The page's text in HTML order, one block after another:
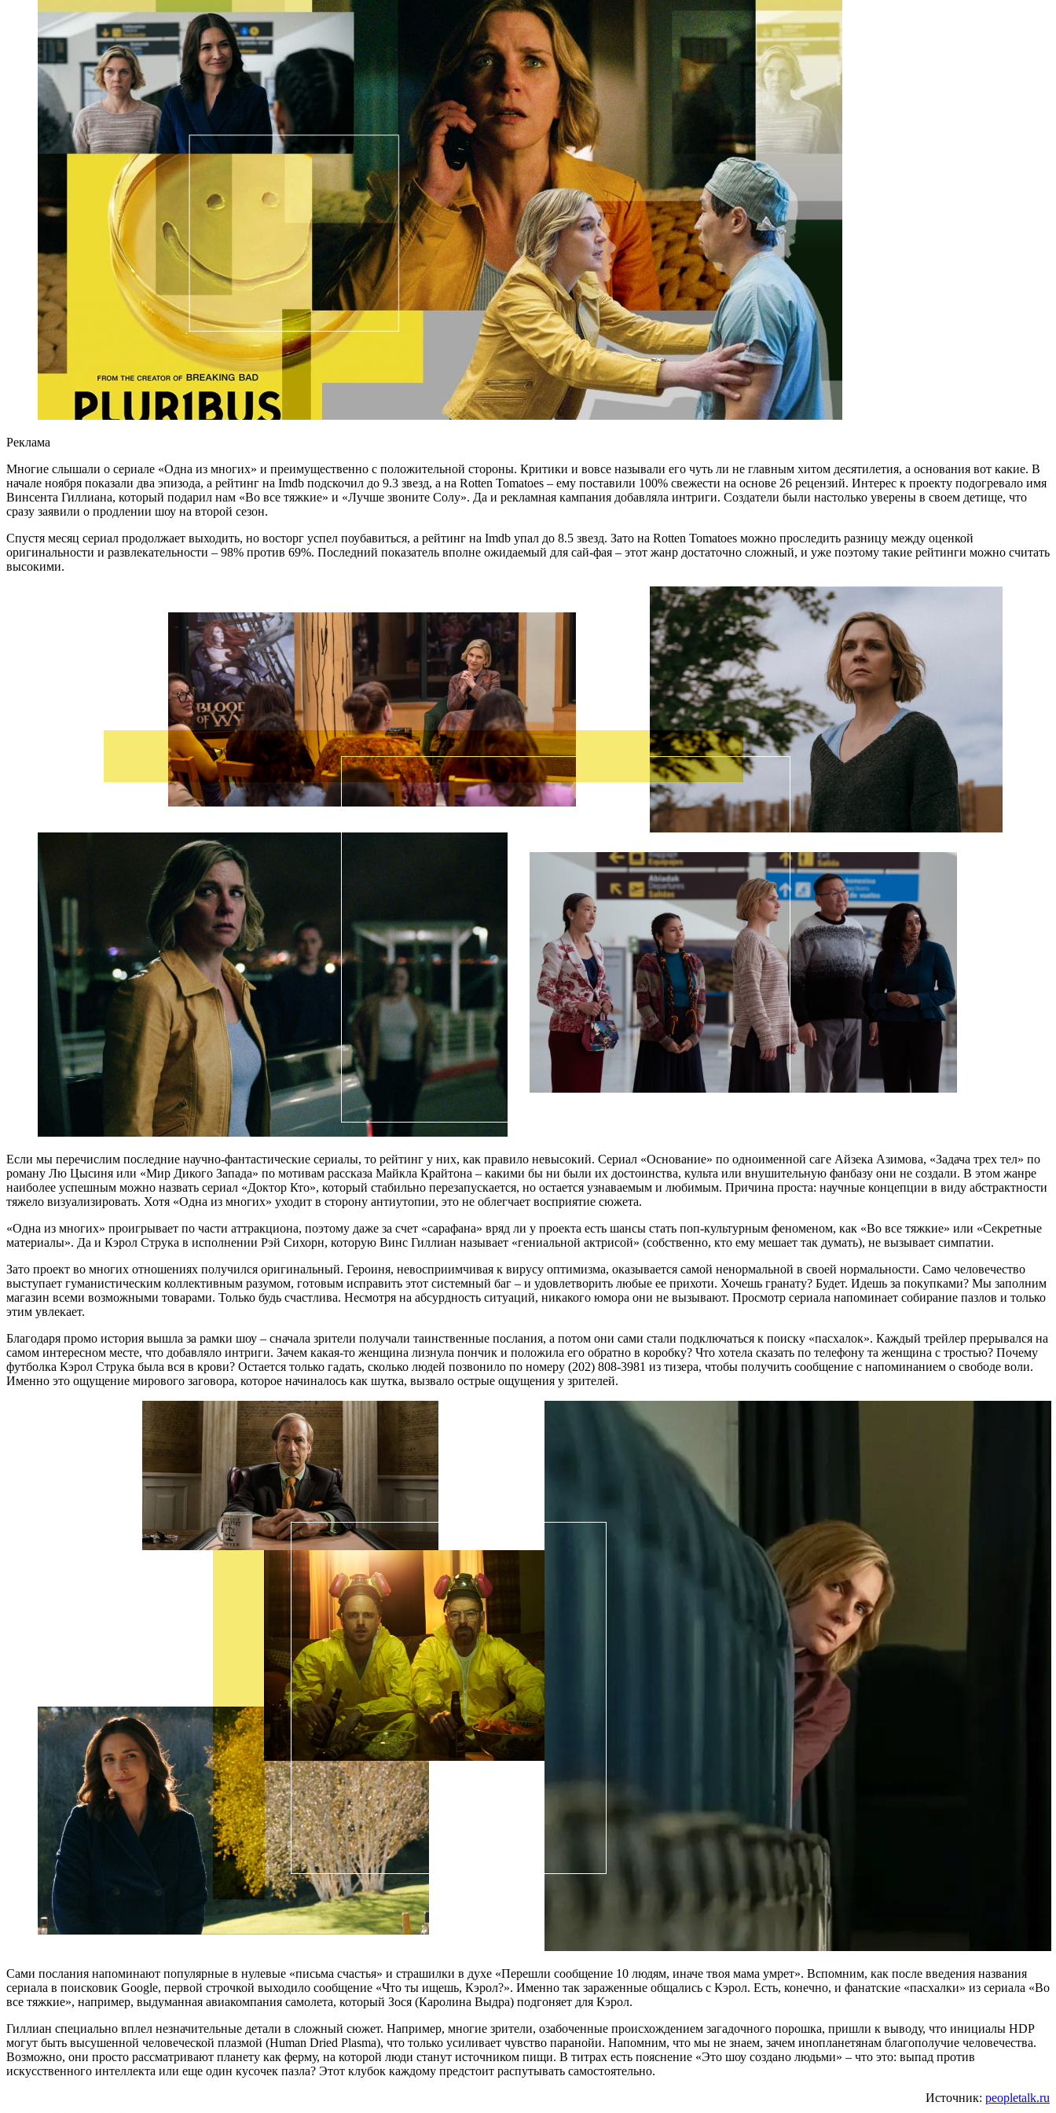
Реклама
Многие слышали о сериале «Одна из многих» и преимущественно с положительной стороны. Критики и вовсе называли его чуть ли не главным хитом десятилетия, а основания вот какие. В
начале ноября показали два эпизода, а рейтинг на Imdb подскочил до 9.3 звезд, а на Rotten Tomatoes – ему поставили 100% свежести на основе 26 рецензий. Интерес к проекту подогревало имя
Винсента Гиллиана, который подарил нам «Во все тяжкие» и «Лучше звоните Солу». Да и рекламная кампания добавляла интриги. Создатели были настолько уверены в своем детище, что
сразу заявили о продлении шоу на второй сезон.
Спустя месяц сериал продолжает выходить, но восторг успел поубавиться, а рейтинг на Imdb упал до 8.5 звезд. Зато на Rotten Tomatoes можно проследить разницу между оценкой
оригинальности и развлекательности – 98% против 69%. Последний показатель вполне ожидаемый для сай-фая – этот жанр достаточно сложный, и уже поэтому такие рейтинги можно считать
высокими.
Если мы перечислим последние научно-фантастические сериалы, то рейтинг у них, как правило невысокий. Сериал «Основание» по одноименной саге Айзека Азимова, «Задача трех тел» по
роману Лю Цысиня или «Мир Дикого Запада» по мотивам рассказа Майкла Крайтона – какими бы ни были их достоинства, культа или внушительную фанбазу они не создали. В этом жанре
наиболее успешным можно назвать сериал «Доктор Кто», который стабильно перезапускается, но остается узнаваемым и любимым. Причина проста: научные концепции в виду абстрактности
тяжело визуализировать. Хотя «Одна из многих» уходит в сторону антиутопии, это не облегчает восприятие сюжета.
«Одна из многих» проигрывает по части аттракциона, поэтому даже за счет «сарафана» вряд ли у проекта есть шансы стать поп-культурным феноменом, как «Во все тяжкие» или «Секретные
материалы». Да и Кэрол Струка в исполнении Рэй Сихорн, которую Винс Гиллиан называет «гениальной актрисой» (собственно, кто ему мешает так думать), не вызывает симпатии.
Зато проект во многих отношениях получился оригинальный. Героиня, невосприимчивая к вирусу оптимизма, оказывается самой ненормальной в своей нормальности. Само человечество
выступает гуманистическим коллективным разумом, готовым исправить этот системный баг – и удовлетворить любые ее прихоти. Хочешь гранату? Будет. Идешь за покупками? Мы заполним
магазин всеми возможными товарами. Только будь счастлива. Несмотря на абсурдность ситуаций, никакого юмора они не вызывают. Просмотр сериала напоминает собирание пазлов и только
этим увлекает.
Благодаря промо история вышла за рамки шоу – сначала зрители получали таинственные послания, а потом они сами стали подключаться к поиску «пасхалок». Каждый трейлер прерывался на
самом интересном месте, что добавляло интриги. Зачем какая-то женщина лизнула пончик и положила его обратно в коробку? Что хотела сказать по телефону та женщина с тростью? Почему
футболка Кэрол Струка была вся в крови? Остается только гадать, сколько людей позвонило по номеру (202) 808-3981 из тизера, чтобы получить сообщение с напоминанием о свободе воли.
Именно это ощущение мирового заговора, которое начиналось как шутка, вызвало острые ощущения у зрителей.
Сами послания напоминают популярные в нулевые «письма счастья» и страшилки в духе «Перешли сообщение 10 людям, иначе твоя мама умрет». Вспомним, как после введения названия
сериала в поисковик Google, первой строчкой выходило сообщение «Что ты ищешь, Кэрол?». Именно так зараженные общались с Кэрол. Есть, конечно, и фанатские «пасхалки» из сериала «Во
все тяжкие», например, выдуманная авиакомпания самолета, который Зося (Каролина Выдра) подгоняет для Кэрол.
Гиллиан специально вплел незначительные детали в сложный сюжет. Например, многие зрители, озабоченные происхождением загадочного порошка, пришли к выводу, что инициалы HDP
могут быть высушенной человеческой плазмой (Human Dried Plasma), что только усиливает чувство паранойи. Напомним, что мы не знаем, зачем инопланетянам благополучие человечества.
Возможно, они просто рассматривают планету как ферму, на которой люди станут источником пищи. В титрах есть пояснение «Это шоу создано людьми» – что это: выпад против
искусственного интеллекта или еще один кусочек пазла? Этот клубок каждому предстоит распутывать самостоятельно.
Источник: peopletalk.ru